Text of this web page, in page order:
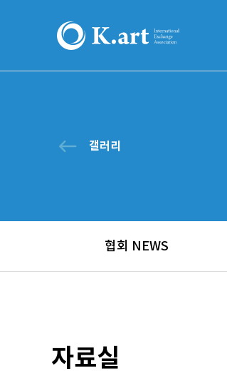
west 갤러리
협회 NEWS
자료실